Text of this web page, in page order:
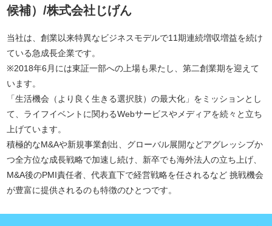
候補）/株式会社じげん
当社は、創業以来特異なビジネスモデルで11期連続増収増益を続け
ている急成長企業です。
※2018年6月には東証一部への上場も果たし、第二創業期を迎えて
います。
「生活機会（より良く生きる選択肢）の最大化」をミッションとし
て、ライフイベントに関わるWebサービスやメディアを続々と立ち
上げています。
積極的なM&Aや新規事業創出、グローバル展開などアグレッシブか
つ全方位な成長戦略で加速し続け、新卒でも海外法人の立ち上げ、
M&A後のPMI責任者、代表直下で経営戦略を任されるなど 挑戦機会
が豊富に提供されるのも特徴のひとつです。